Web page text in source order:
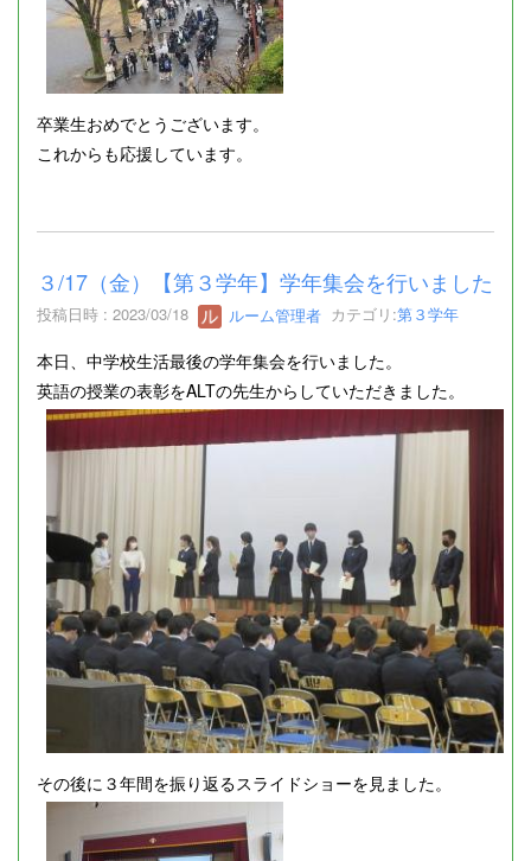
卒業生おめでとうございます。
これからも応援しています。
３/17（金）【第３学年】学年集会を行いました
投稿日時 : 2023/03/18 ルーム管理者 カテゴリ:第３学年
本日、中学校生活最後の学年集会を行いました。
英語の授業の表彰をALTの先生からしていただきました。
その後に３年間を振り返るスライドショーを見ました。